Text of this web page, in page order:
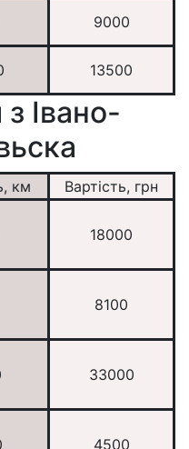
9000
13500
Івано-
км
Вартість, грн
18000
8100
33000
4500